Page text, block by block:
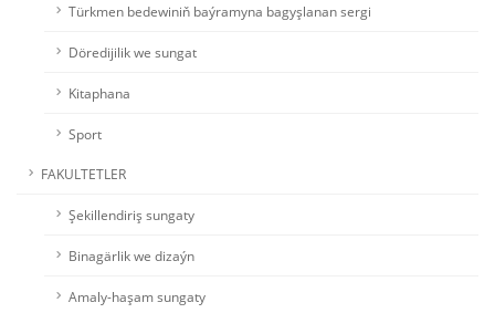
Türkmen bedewiniň baýramyna bagyşlanan sergi
Döredijilik we sungat
Kitaphana
Sport
FAKULTETLER
Şekillendiriş sungaty
Binagärlik we dizaýn
Amaly-haşam sungaty